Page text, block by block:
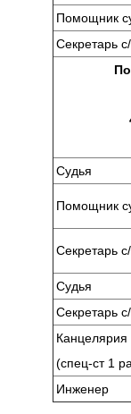
Помощник
Секретарь
Судья
Помощник
Секретарь
Судья
Секретарь
Канцелярия
(спец-ст 1
Инженер